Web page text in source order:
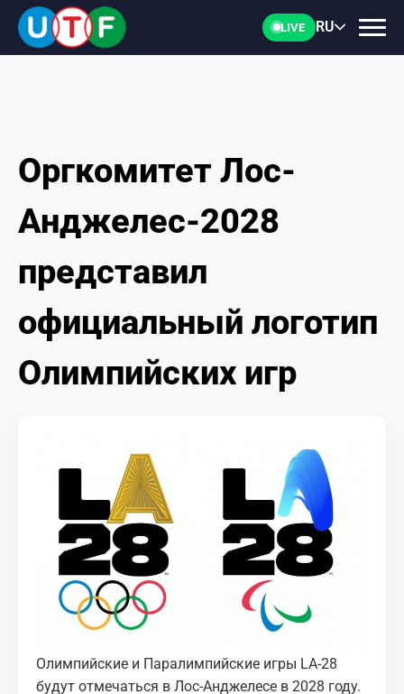
LIVE RU
ГЛАВНАЯ
ФТУ
НОВОСТИ
ДОКУМЕНТЫ
ПЕРСОНАЛИИ
КОНТАКТЫ
UZ-PIN
Оргкомитет Лос-
Анджелес-2028
представил
официальный логотип
Олимпийских игр
Олимпийские и Паралимпийские игры LA-28
будут отмечаться в Лос-Анджелесе в 2028 году.